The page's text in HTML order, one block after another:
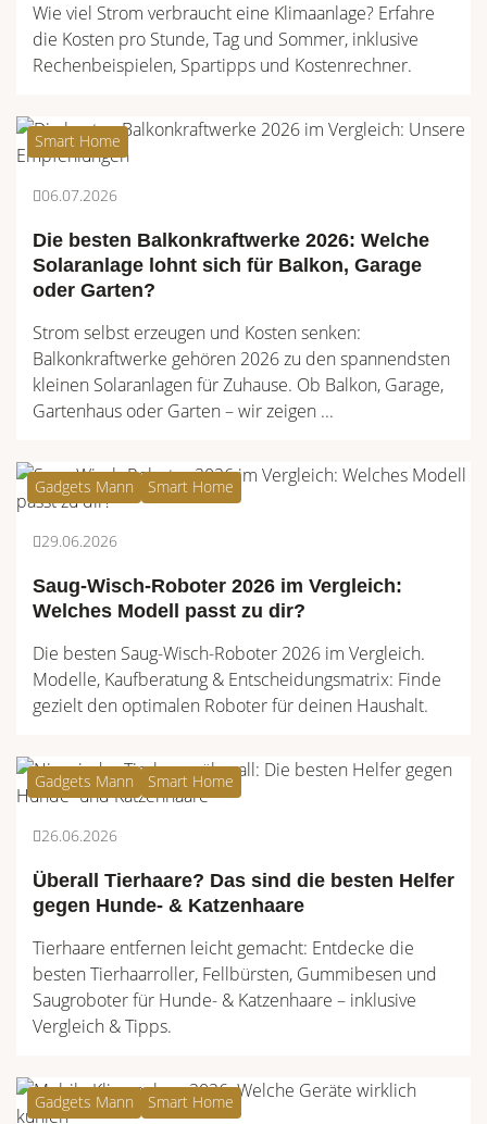
Wie viel Strom verbraucht eine Klimaanlage? Erfahre
die Kosten pro Stunde, Tag und Sommer, inklusive
Rechenbeispielen, Spartipps und Kostenrechner.
Smart Home
06.07.2026
Die besten Balkonkraftwerke 2026: Welche
Solaranlage lohnt sich für Balkon, Garage
oder Garten?
Strom selbst erzeugen und Kosten senken:
Balkonkraftwerke gehören 2026 zu den spannendsten
kleinen Solaranlagen für Zuhause. Ob Balkon, Garage,
Gartenhaus oder Garten – wir zeigen ...
Gadgets Mann Smart Home
29.06.2026
Saug-Wisch-Roboter 2026 im Vergleich:
Welches Modell passt zu dir?
Die besten Saug-Wisch-Roboter 2026 im Vergleich.
Modelle, Kaufberatung & Entscheidungsmatrix: Finde
gezielt den optimalen Roboter für deinen Haushalt.
Gadgets Mann Smart Home
26.06.2026
Überall Tierhaare? Das sind die besten Helfer
gegen Hunde- & Katzenhaare
Tierhaare entfernen leicht gemacht: Entdecke die
besten Tierhaarroller, Fellbürsten, Gummibesen und
Saugroboter für Hunde- & Katzenhaare – inklusive
Vergleich & Tipps.
Gadgets Mann Smart Home